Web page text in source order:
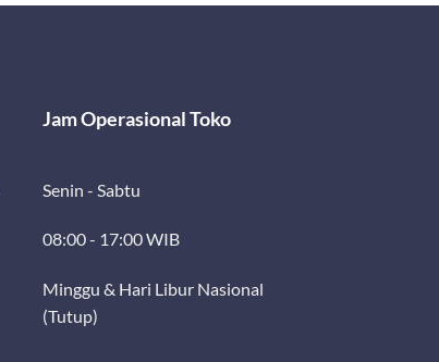
Jam Operasional Toko
Senin - Sabtu
08:00 - 17:00 WIB
Minggu & Hari Libur Nasional
(Tutup)